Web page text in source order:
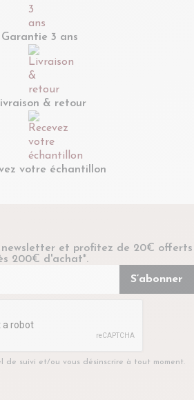
Garantie 3 ans
& retour
votre échantillon
newsletter et profitez de 20€ offerts
200€ d'achat*.
de suivi et/ou vous désinscrire à tout moment.